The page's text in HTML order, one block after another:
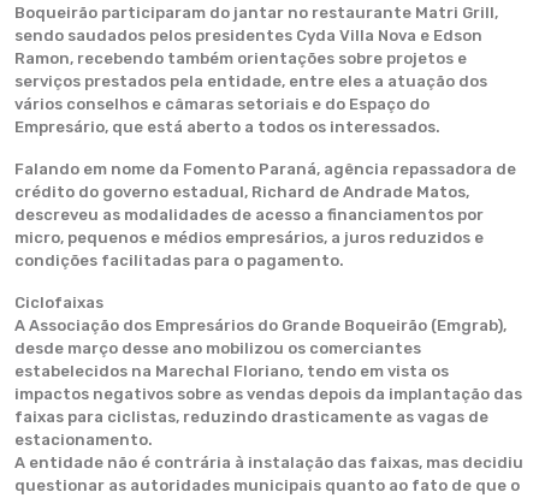
Boqueirão participaram do jantar no restaurante Matri Grill,
sendo saudados pelos presidentes Cyda Villa Nova e Edson
Ramon, recebendo também orientações sobre projetos e
serviços prestados pela entidade, entre eles a atuação dos
vários conselhos e câmaras setoriais e do Espaço do
Empresário, que está aberto a todos os interessados.
Falando em nome da Fomento Paraná, agência repassadora de
crédito do governo estadual, Richard de Andrade Matos,
descreveu as modalidades de acesso a financiamentos por
micro, pequenos e médios empresários, a juros reduzidos e
condições facilitadas para o pagamento.
Ciclofaixas
A Associação dos Empresários do Grande Boqueirão (Emgrab),
desde março desse ano mobilizou os comerciantes
estabelecidos na Marechal Floriano, tendo em vista os
impactos negativos sobre as vendas depois da implantação das
faixas para ciclistas, reduzindo drasticamente as vagas de
estacionamento.
A entidade não é contrária à instalação das faixas, mas decidiu
questionar as autoridades municipais quanto ao fato de que o